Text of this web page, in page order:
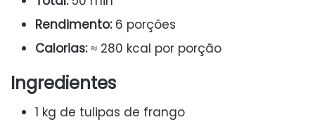
Rendimento:6 porções
Calorias:≈ 280 kcal por porção
Ingredientes
1 kg de tulipas de frango